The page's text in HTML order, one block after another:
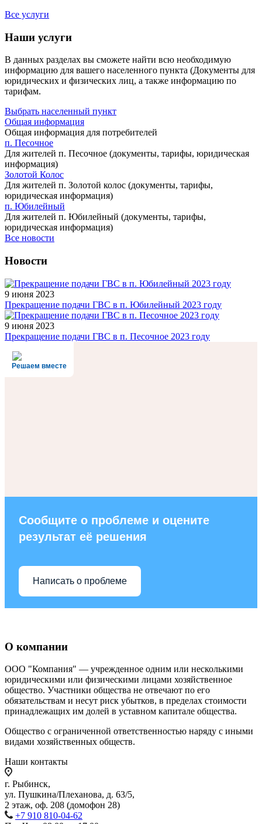
Все услуги
Наши услуги
В данных разделах вы сможете найти всю необходимую
информацию для вашего населенного пункта (Документы для
юридических и физических лиц, а также информацию по
тарифам.
Выбрать населенный пункт
Общая информация
Общая информация для потребителей
п. Песочное
Для жителей п. Песочное (документы, тарифы, юридическая
информация)
Золотой Колос
Для жителей п. Золотой колос (документы, тарифы,
юридическая информация)
п. Юбилейный
Для жителей п. Юбилейный (документы, тарифы,
юридическая информация)
Все новости
Новости
9 июня 2023
Прекращение подачи ГВС в п. Юбилейный 2023 году
9 июня 2023
Прекращение подачи ГВС в п. Песочное 2023 году
Решаем вместе
Сообщите о проблеме и оцените
результат её решения
Написать о проблеме
О компании
ООО "Компания" — учрежденное одним или несколькими
юридическими или физическими лицами хозяйственное
общество. Участники общества не отвечают по его
обязательствам и несут риск убытков, в пределах стоимости
принадлежащих им долей в уставном капитале общества.
Общество с ограниченной ответственностью наряду с иными
видами хозяйственных обществ.
Наши контакты
г. Рыбинск,
ул. Пушкина/Плеханова, д. 63/5,
2 этаж, оф. 208 (домофон 28)
+7 910 810-04-62